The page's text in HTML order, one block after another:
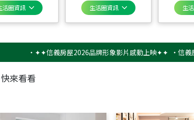
活圈資訊 生活圈資訊 生
✦✦信義房屋2026品牌形象影片感動上映✦✦ ‧信義房屋聲
來看看